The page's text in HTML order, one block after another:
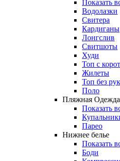
Показать
Водолазки
Свитера
Кардиганы
Лонгслив
Свитшоты
Худи
Топ с
Жилеты
Топ без
Поло
Пляжная Одежда
Показать
Парео
Нижнее белье
Показать
Боди